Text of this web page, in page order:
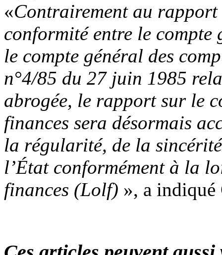
«Contrairement au
conformité entre le
le compte général des
n°4/85 du 27 juin 1985
abrogée, le rapport sur le
finances sera désormais
la régularité, de la
l’État conformément à la
finances (Lolf) », a